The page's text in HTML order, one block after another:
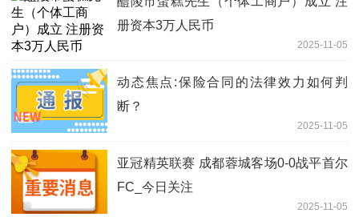
册资本3万人民币
2025-11-05
动态焦点:保险合同的法律效力如何判
断？
2025-11-05
亚冠精英联赛 成都蓉城客场0-0战平首尔
FC_今日关注
2025-11-05